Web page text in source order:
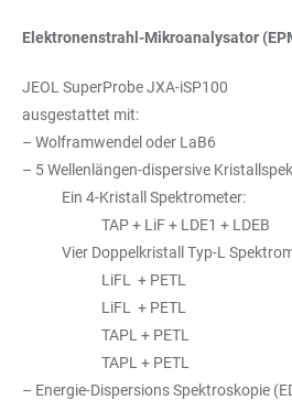
Elektronenstrahl-Mikroanalysator
JEOL SuperProbe JXA-iSP100
ausgestattet mit:
– Wolframwendel oder LaB6
– 5 Wellenlängen-dispersive
Ein 4-Kristall Spektrometer:
TAP + LiF + LDE1 + LDEB
Vier Doppelkristall Typ-L
LiFL + PETL
LiFL + PETL
TAPL + PETL
TAPL + PETL
– Energie-Dispersions Spektroskopie